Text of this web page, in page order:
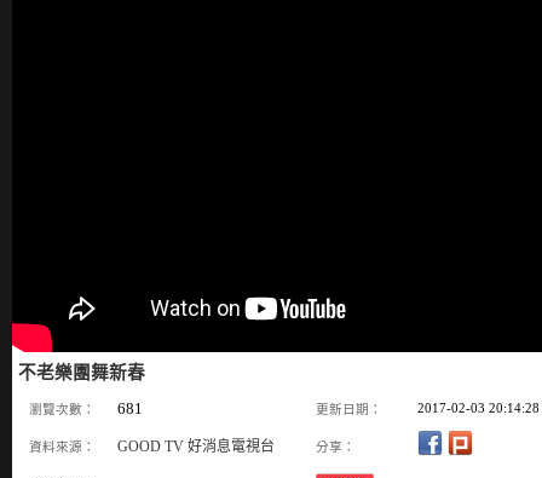
不老樂團舞新春
瀏覽次數： 681 更新日期： 2017-02-03 20:14:28
資料來源： GOOD TV 好消息電視台 分享：